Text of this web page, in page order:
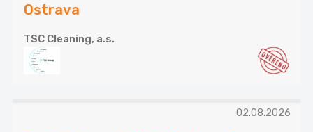
Ostrava
TSC Cleaning, a.s.
02.08.2026